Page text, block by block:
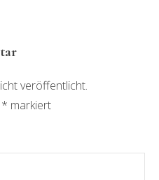
veröffentlicht.
* markiert